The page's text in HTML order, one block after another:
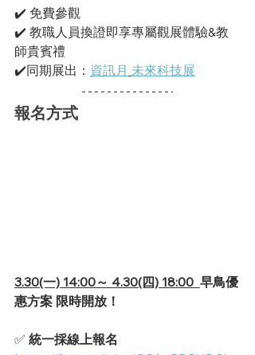
✔️ 免費參觀
✔️ 教職人員換證即享專屬觀展體驗&教
師貴賓禮
✔️同期展出： 資訊月 未來科技展
報名方式
3.30(一) 14:00～ 4.30(四) 18:00 早鳥優
惠方案 限時開放！
✅ 統一採線上報名